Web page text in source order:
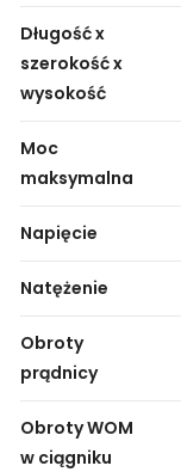
Długość x
szerokość x
wysokość
Moc
maksymalna
Napięcie
Natężenie
Obroty
prądnicy
Obroty WOM
w ciągniku